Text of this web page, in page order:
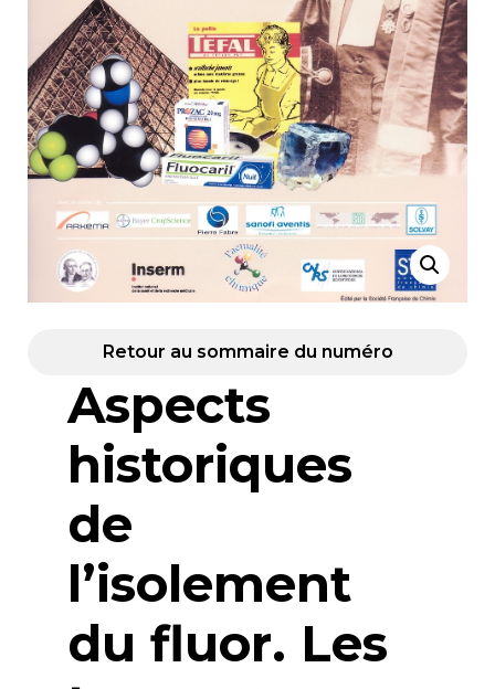
Retour au sommaire du numéro
Aspects
historiques
de
l’isolement
du fluor. Les